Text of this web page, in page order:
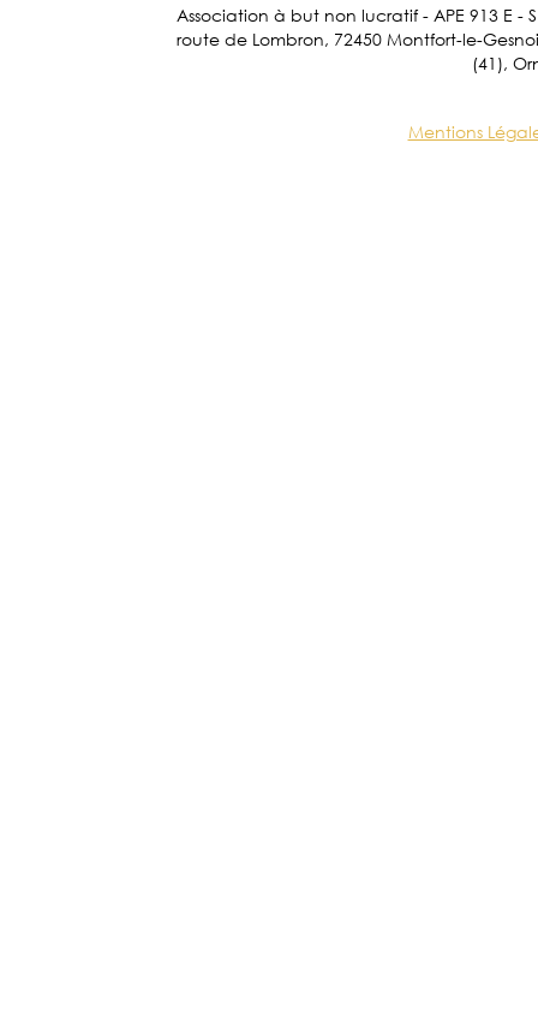
Association à but non lucratif - APE 913 E -
route de Lombron, 72450 Montfort-le-
(41),
Mentions